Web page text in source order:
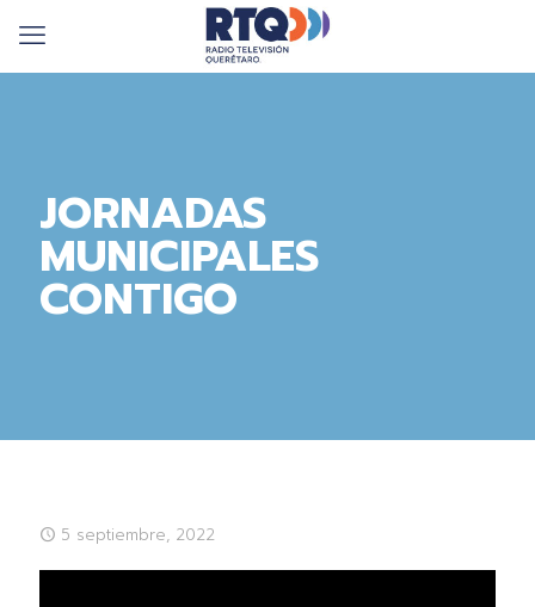
JORNADAS
MUNICIPALES
CONTIGO
5 septiembre, 2022